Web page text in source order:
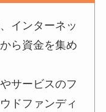
インターネッ
ら資金を集め
サービスのフ
ドファンディ